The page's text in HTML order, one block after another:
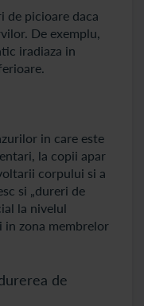
de picioare daca
De exemplu,
iradiaza in
in care este
la copii apar
corpului si a
si „dureri de
la nivelul
in zona membrelor
de